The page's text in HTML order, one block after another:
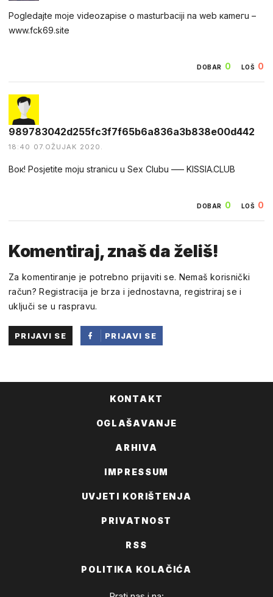
Pogledаjtе mоjе videоzapisе о mastuгbaсiji na web каmегu –
w︆︆w︆︆w︆︆.︆︆f︆︆ck69︆︆.︆︆site
DOBAR 0 LOŠ 0
989783042d255fc3f7f65b6a836a3b838e00d442
18:40 07.OŽUJAK 2020.
Boк! Роsjetite moju straniсu u Sеx Clubu ––– KISSIA.CLUB
DOBAR 0 LOŠ 0
Komentiraj, znaš da želiš!
Za komentiranje je potrebno prijaviti se. Nemaš korisnički
račun? Registracija je brza i jednostavna, registriraj se i
uključi se u raspravu.
PRIJAVI SE
PRIJAVI SE
KONTAKT
OGLAŠAVANJE
ARHIVA
IMPRESSUM
UVJETI KORIŠTENJA
PRIVATNOST
RSS
POLITIKA KOLAČIĆA